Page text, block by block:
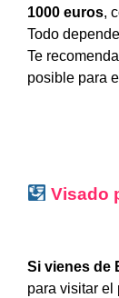
1000 euros,
Todo
Te
posible para
Visado
Si vienes de
para visitar el